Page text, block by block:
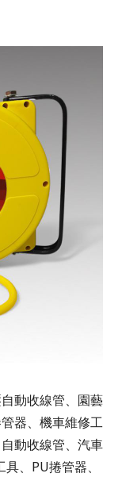
動收線管、園藝
器、機車維修工
動收線管、汽車
、PU捲管器、